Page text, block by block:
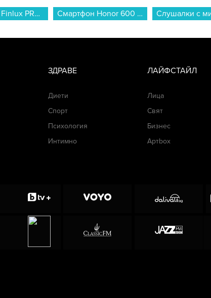
Грил преса Finlux PREMA... Смартфон Honor 600 5G 256/8 BLACK , 256 GB, 8 GB...
ЗДРАВЕ
Диети
Спорт
Психология
Интимно
ЛАЙФСТАЙЛ
Лица
Свят
Бизнес
Артbox